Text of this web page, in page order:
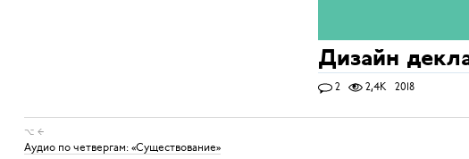
Дизайн
2 2,4K 2018
⌥ ←
Аудио по четвергам: «Существование»